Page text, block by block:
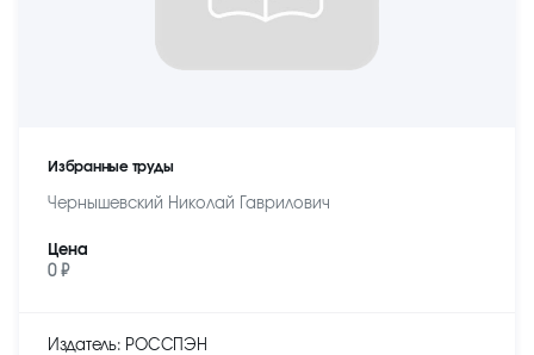
Избранные труды
Чернышевский Николай Гаврилович
Цена
0 ₽
Издатель: РОССПЭН